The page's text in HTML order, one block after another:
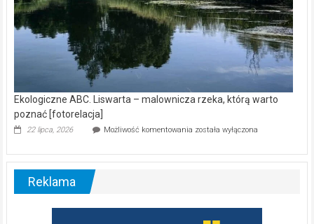
Ekologiczne ABC. Liswarta – malownicza rzeka, którą warto
poznać [fotorelacja]
22 lipca, 2026 Możliwość komentowania Ekologiczne
–
warto
poznać
została wyłączona
Reklama